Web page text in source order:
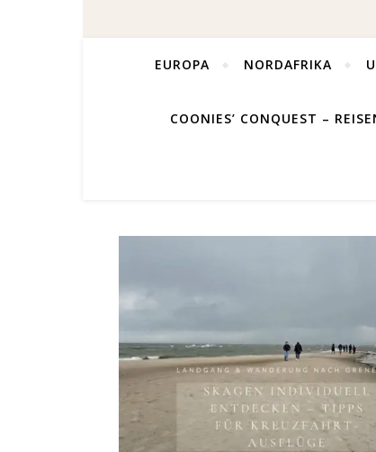
EUROPA NORDAFRIKA
COONIES’ CONQUEST –